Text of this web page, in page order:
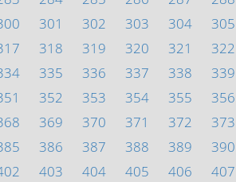
301 302 303 304 305
318 319 320 321 322
335 336 337 338 339
352 353 354 355 356
369 370 371 372 373
386 387 388 389 390
403 404 405 406 407